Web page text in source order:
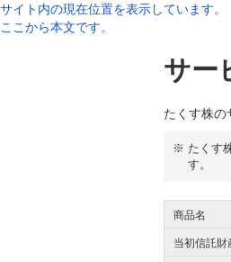
サイト内の現在位置を表示しています。
ここから本文です。
サー
たくす株の
※ たくす
す。
商品名
当初信託財